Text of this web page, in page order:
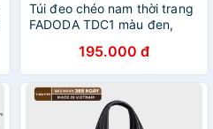
Túi đeo chéo nam thời trang
FADODA TDC1 màu đen,
FBAC01, YBAC1, YBAC2,
BALC26,BA416,D267,
BALC25 . B
195.000 đ